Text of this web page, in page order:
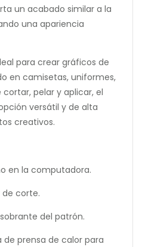
un acabado similar a la
una apariencia
para crear gráficos de
en camisetas, uniformes,
pelar y aplicar, el
versátil y de alta
creativos.
en la computadora.
corte.
del patrón.
de prensa de calor para